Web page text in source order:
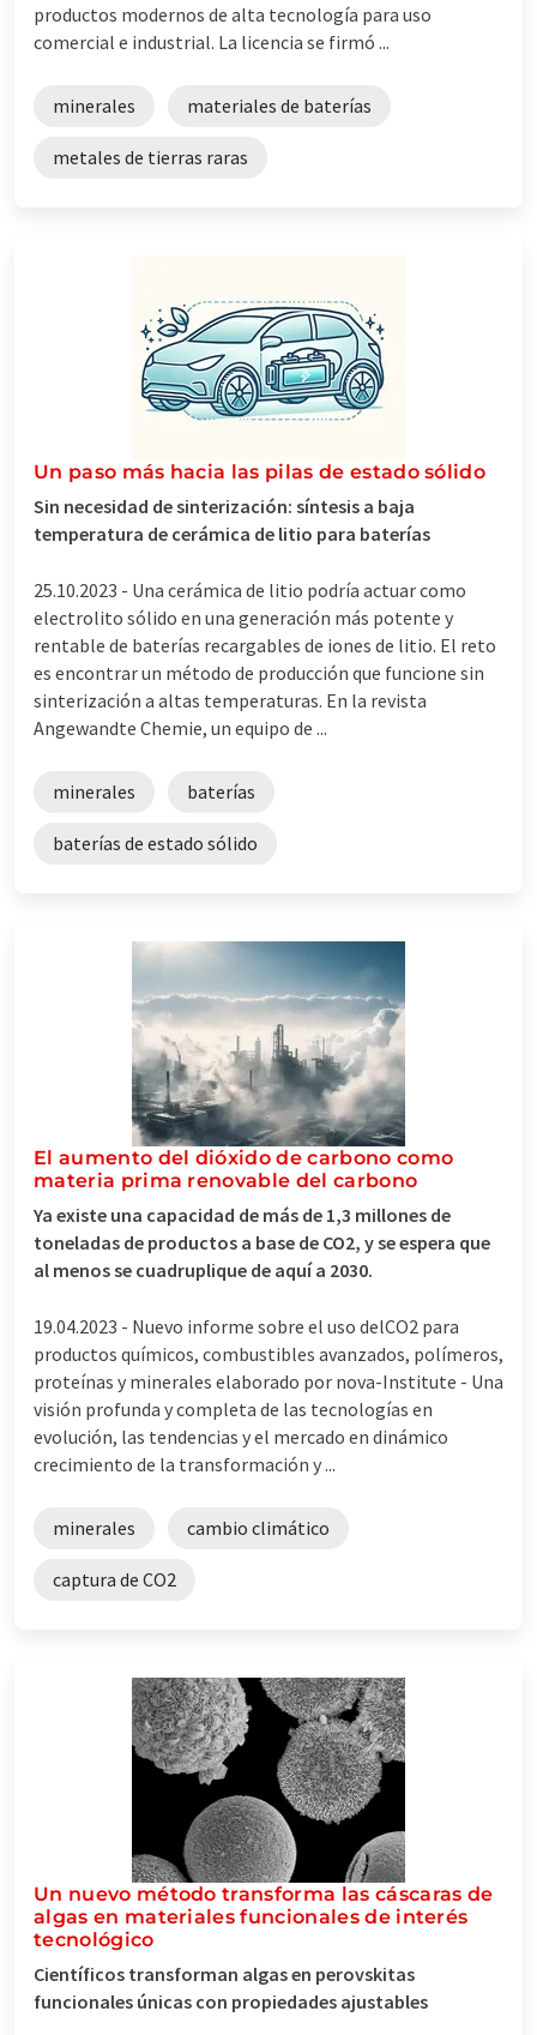
productos modernos de alta tecnología para uso
comercial e industrial. La licencia se firmó ...
minerales materiales de baterías
metales de tierras raras
Un paso más hacia las pilas de estado sólido
Sin necesidad de sinterización: síntesis a baja
temperatura de cerámica de litio para baterías
25.10.2023 - Una cerámica de litio podría actuar como
electrolito sólido en una generación más potente y
rentable de baterías recargables de iones de litio. El reto
es encontrar un método de producción que funcione sin
sinterización a altas temperaturas. En la revista
Angewandte Chemie, un equipo de ...
minerales baterías
baterías de estado sólido
El aumento del dióxido de carbono como
materia prima renovable del carbono
Ya existe una capacidad de más de 1,3 millones de
toneladas de productos a base de CO2, y se espera que
al menos se cuadruplique de aquí a 2030.
19.04.2023 - Nuevo informe sobre el uso delCO2 para
productos químicos, combustibles avanzados, polímeros,
proteínas y minerales elaborado por nova-Institute - Una
visión profunda y completa de las tecnologías en
evolución, las tendencias y el mercado en dinámico
crecimiento de la transformación y ...
minerales cambio climático
captura de CO2
Un nuevo método transforma las cáscaras de
algas en materiales funcionales de interés
tecnológico
Científicos transforman algas en perovskitas
funcionales únicas con propiedades ajustables